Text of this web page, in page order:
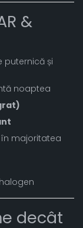
&
puternică și
noaptea
în majoritatea
decât